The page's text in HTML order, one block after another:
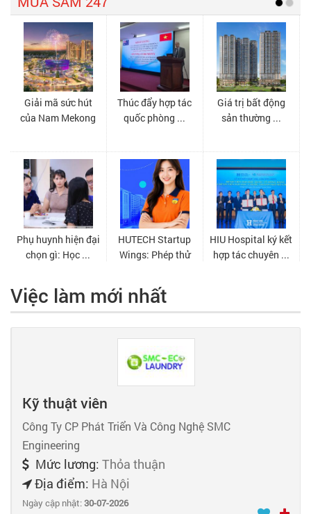
Việc làm mới nhất
Kỹ thuật viên
Công Ty CP Phát Triển Và Công Nghệ SMC
Engineering
Mức lương: Thỏa thuận
Địa điểm: Hà Nội
Ngày cập nhật:30-07-2026